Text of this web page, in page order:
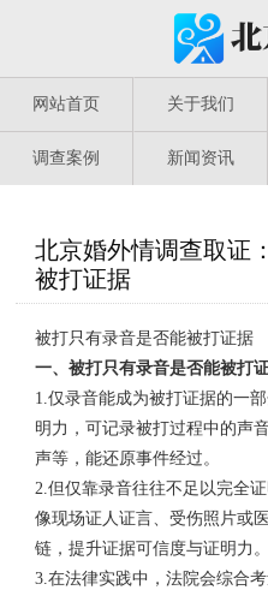
网站首页 关于我们
调查案例 新闻资讯
北京婚外情调查取证
被打证据
被打只有录音是否能被打证据
一、被打只有录音是否能被打
1.仅录音能成为被打证据的一
明力，可记录被打过程中的声
声等，能还原事件经过。
2.但仅靠录音往往不足以完全
像现场证人证言、受伤照片或
链，提升证据可信度与证明力。
3.在法律实践中，法院会综合